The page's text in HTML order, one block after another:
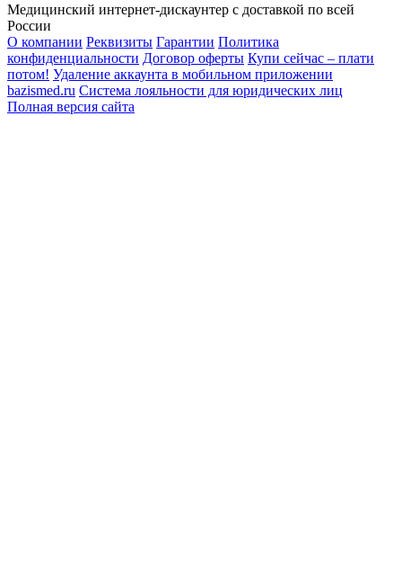
Медицинский интернет-дискаунтер с доставкой по всей
России
О компании Реквизиты Гарантии Политика
конфиденциальности Договор оферты Купи сейчас – плати
потом! Удаление аккаунта в мобильном приложении
bazismed.ru Система лояльности для юридических лиц
Полная версия сайта